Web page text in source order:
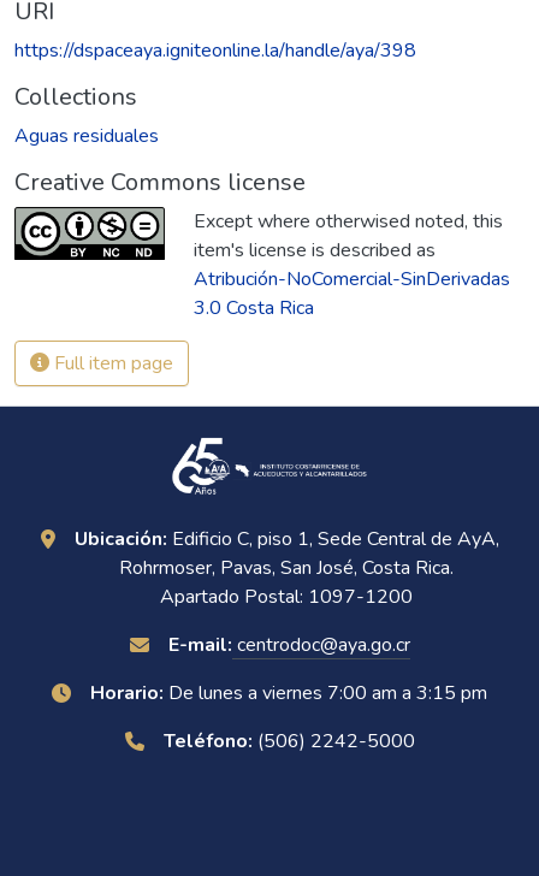
URI
https://dspaceaya.igniteonline.la/handle/aya/398
Collections
Aguas residuales
Creative Commons license
Except where otherwised noted, this
item's license is described as
Atribución-NoComercial-SinDerivadas
3.0 Costa Rica
Full item page
Ubicación: Edificio C, piso 1, Sede Central de AyA,
Rohrmoser, Pavas, San José, Costa Rica.
Apartado Postal: 1097-1200
E-mail: centrodoc@aya.go.cr
Horario: De lunes a viernes 7:00 am a 3:15 pm
Teléfono: (506) 2242-5000